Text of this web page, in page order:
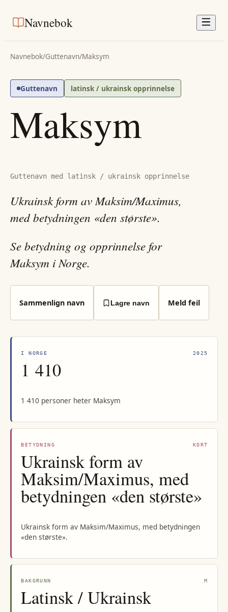
Navnebok
Navnebok/Guttenavn/Maksym
Guttenavn latinsk / ukrainsk opprinnelse
Maksym
Guttenavn med latinsk / ukrainsk opprinnelse
Ukrainsk form av Maksim/Maximus,
med betydningen «den største».
Se betydning og opprinnelse for
Maksym i Norge.
Sammenlign navn Lagre navn Meld feil
I NORGE 2025
1 410
1 410 personer heter Maksym
BETYDNING KORT
Ukrainsk form av
Maksim/Maximus, med
betydningen «den største»
Ukrainsk form av Maksim/Maximus, med betydningen
«den største».
BAKGRUNN M
Latinsk / Ukrainsk